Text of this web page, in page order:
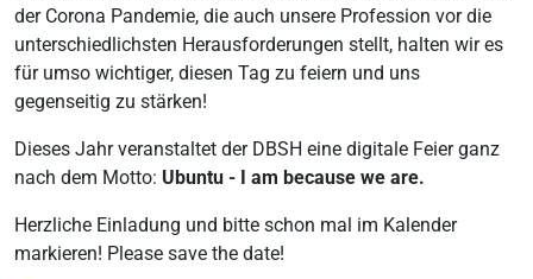
der Corona Pandemie, die auch unsere Profession vor die
unterschiedlichsten Herausforderungen stellt, halten wir es
für umso wichtiger, diesen Tag zu feiern und uns
gegenseitig zu stärken!
Dieses Jahr veranstaltet der DBSH eine digitale Feier ganz
nach dem Motto: Ubuntu - I am because we are.
Herzliche Einladung und bitte schon mal im Kalender
markieren! Please save the date!